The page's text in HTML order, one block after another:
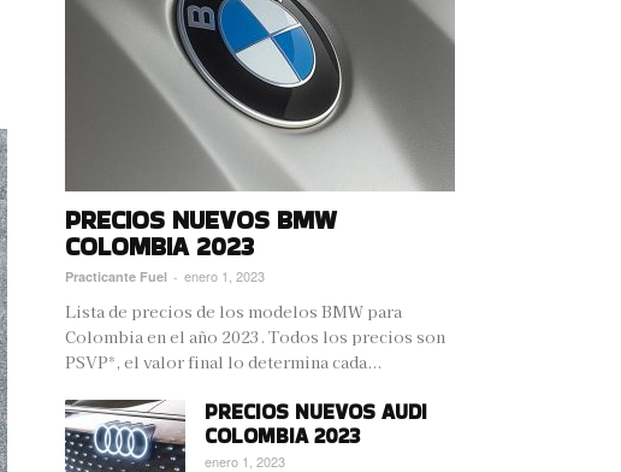
PRECIOS NUEVOS BMW
COLOMBIA 2023
Practicante Fuel - enero 1, 2023
Lista de precios de los modelos BMW para
Colombia en el año 2023. Todos los precios son
PSVP*, el valor final lo determina cada...
PRECIOS NUEVOS AUDI
COLOMBIA 2023
enero 1, 2023